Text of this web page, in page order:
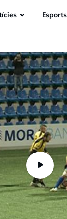
Esports